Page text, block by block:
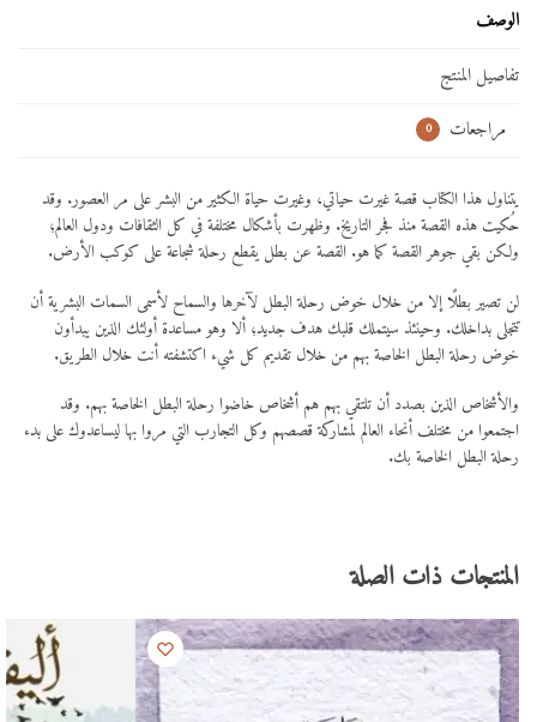
الوصف
تفاصيل المنتج
مراجعات
0
يتناول هذا الكتاب قصة غيرت حياتي، وغيرت حياة الكثير من البشر على مر العصور. وقد
حُكيت هذه القصة منذ فجر التاريخ. وظهرت بأشكال مختلفة في كل الثقافات ودول العالم؛
ولكن بقي جوهر القصة كما هو. القصة عن بطل يقطع رحلة شجاعة على كوكب الأرض.
لن تصير بطلًا إلا من خلال خوض رحلة البطل لآخرها والسماح لأسمى السمات البشرية أن
تتجلى بداخلك. وحينئذ سيتملك قلبك هدف جديد؛ ألا وهو مساعدة أولئك الذين يبدأون
خوض رحلة البطل الخاصة بهم من خلال تقديم كل شيء اكتشفته أنت خلال الطريق.
والأشخاص الذين بصدد أن تلتقي بهم هم أشخاص خاضوا رحلة البطل الخاصة بهم. وقد
اجتمعوا من مختلف أنحاء العالم لمشاركة قصصهم وكل التجارب التي مروا بها ليساعدوك على بدء
رحلة البطل الخاصة بك.
المنتجات ذات الصلة